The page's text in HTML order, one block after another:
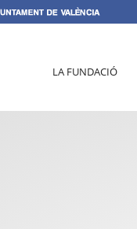
LA FUNDACIÓ